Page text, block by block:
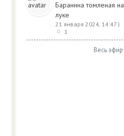
Баранина томленая на
луке
21 января 2024, 14:47 |
1
Весь эфир